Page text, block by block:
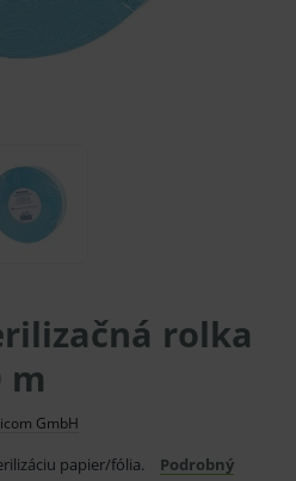
rolka
m
GmbH
papier/fólia.
Podrobný